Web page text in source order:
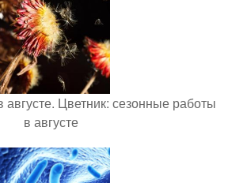
августе. Цветник: сезонные работы
в августе